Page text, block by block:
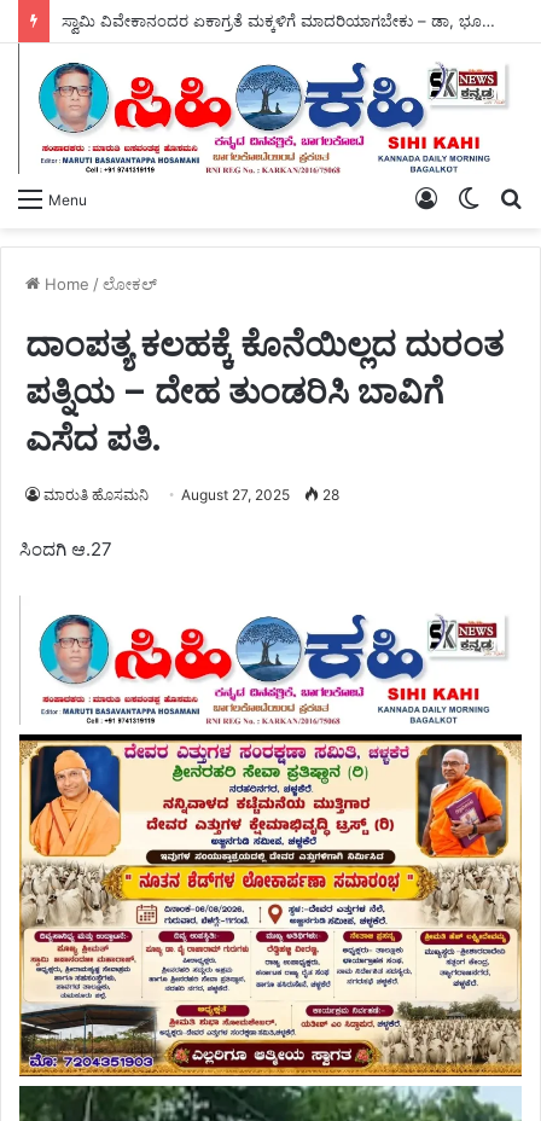
ಸ್ವಾಮಿ ವಿವೇಕಾನಂದರ ಏಕಾಗ್ರತೆ ಮಕ್ಕಳಿಗೆ ಮಾದರಿಯಾಗಬೇಕು – ಡಾ, ಭೂಮಿಕ.
Menu
Switch
Log
Home /ಲೋಕಲ್
ದಾಂಪತ್ಯ ಕಲಹಕ್ಕೆ ಕೊನೆಯಿಲ್ಲದ ದುರಂತ
ಪತ್ನಿಯ – ದೇಹ ತುಂಡರಿಸಿ ಬಾವಿಗೆ
ಎಸೆದ ಪತಿ.
ಮಾರುತಿ ಹೊಸಮನಿ August 27, 2025 28
ಸಿಂದಗಿ ಆ.27